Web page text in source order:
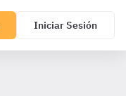
Iniciar Sesión